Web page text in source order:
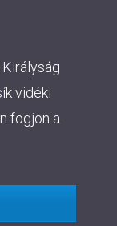
vidéki
fogjon a